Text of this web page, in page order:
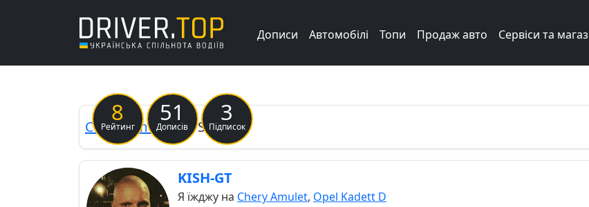
Дописи Автомобілі Топи Продаж авто Сервіси та
8
Рейтинг
51
Дописів
3
Підписок
Previous
Chery Amulet"KVS"
KISH-GT
Я їжджу на Chery Amulet, Opel Kadett D